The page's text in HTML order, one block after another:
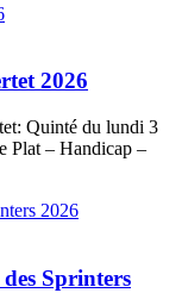
2026
Quinté du lundi 3
Plat – Handicap –
Sprinters